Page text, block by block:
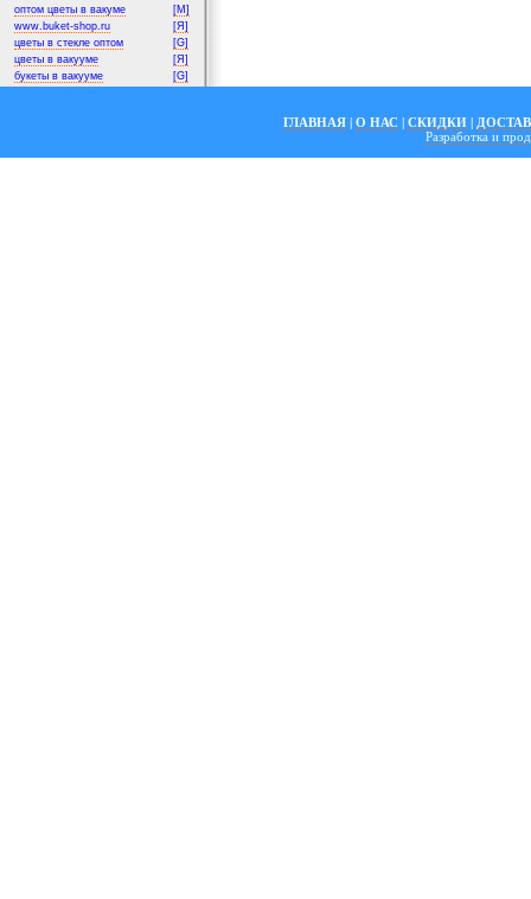
оптом цветы в вакуме
[M]
www.buket-shop.ru
[Я]
цветы в стекле оптом
[G]
цветы в вакууме
[Я]
букеты в вакууме
[G]
ГЛАВНАЯ | О НАС | СКИДКИ |
Разработка и